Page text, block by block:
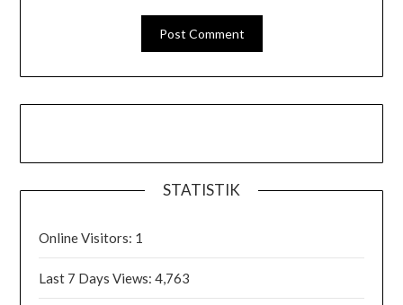
STATISTIK
Online Visitors: 1
Last 7 Days Views:4,763